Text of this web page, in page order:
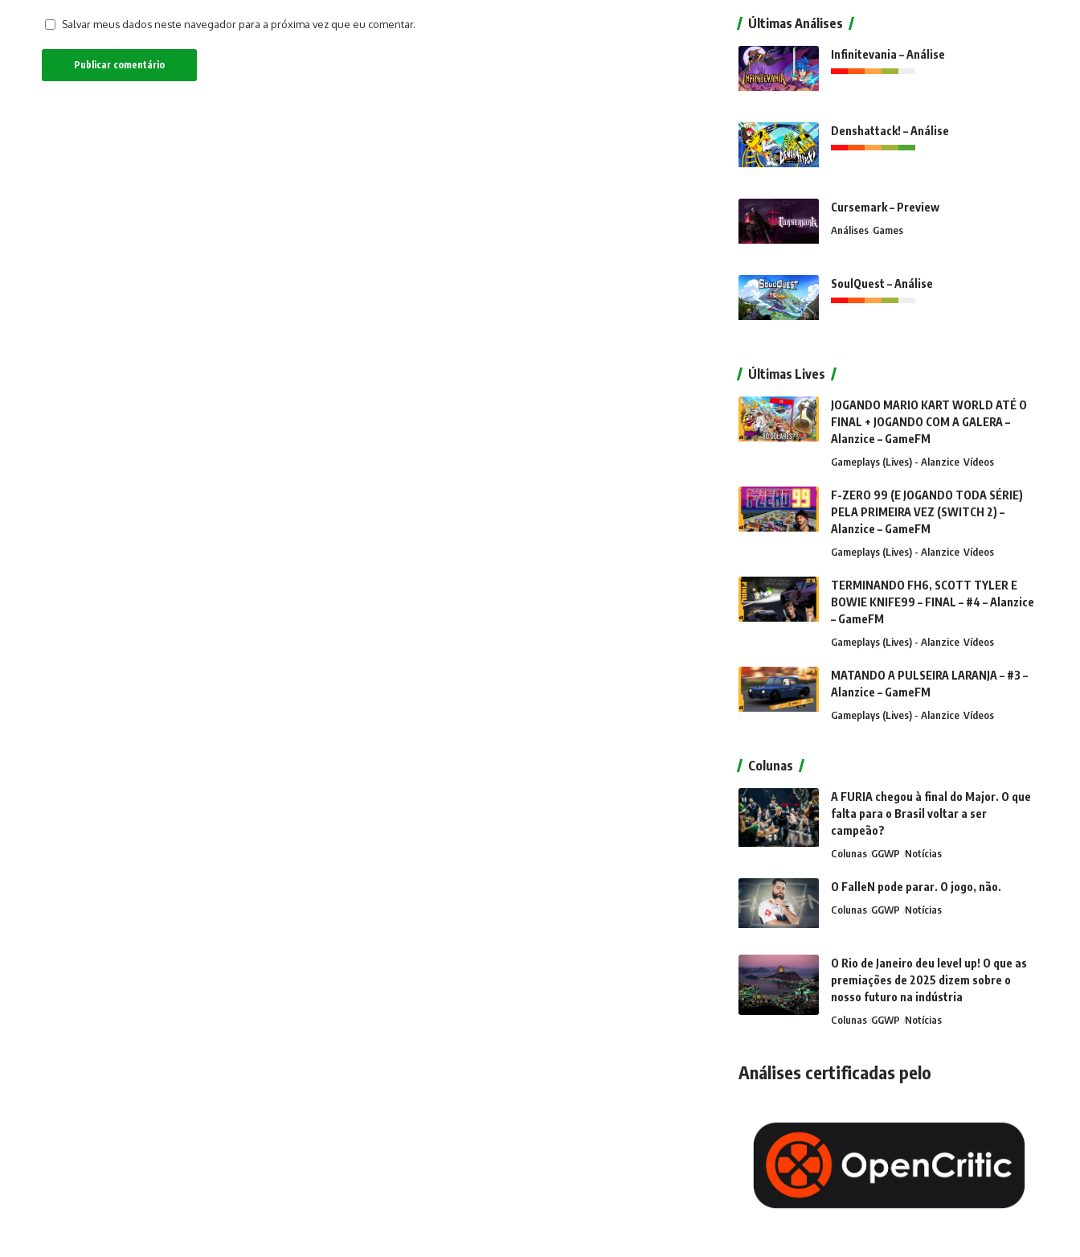
Salvar meus dados neste navegador para a próxima vez que eu comentar. Últimas Análises
Infinitevania – Análise
Denshattack! – Análise
Cursemark – Preview
Análises Games
SoulQuest – Análise
Últimas Lives
JOGANDO MARIO KART WORLD ATÉ O
FINAL + JOGANDO COM A GALERA –
Alanzice – GameFM
Gameplays (Lives) - Alanzice Vídeos
F-ZERO 99 (E JOGANDO TODA SÉRIE)
PELA PRIMEIRA VEZ (SWITCH 2) –
Alanzice – GameFM
Gameplays (Lives) - Alanzice Vídeos
TERMINANDO FH6, SCOTT TYLER E
BOWIE KNIFE99 – FINAL – #4 – Alanzice
– GameFM
Gameplays (Lives) - Alanzice Vídeos
MATANDO A PULSEIRA LARANJA – #3 –
Alanzice – GameFM
Gameplays (Lives) - Alanzice Vídeos
Colunas
A FURIA chegou à final do Major. O que
falta para o Brasil voltar a ser
campeão?
Colunas GGWP Notícias
O FalleN pode parar. O jogo, não.
Colunas GGWP Notícias
O Rio de Janeiro deu level up! O que as
premiações de 2025 dizem sobre o
nosso futuro na indústria
Colunas GGWP Notícias
Análises certificadas pelo